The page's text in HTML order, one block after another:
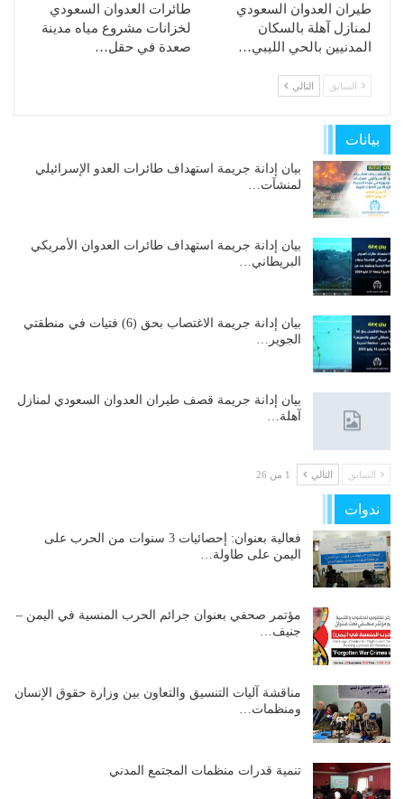
طيران العدوان السعودي
لمنازل آهلة بالسكان
المدنيين بالحي الليبي…
طائرات العدوان السعودي
لخزانات مشروع مياه مدينة
صعدة في حقل…
السابق التالي
بيانات
بيان إدانة جريمة استهداف طائرات العدو الإسرائيلي
لمنشآت…
بيان إدانة جريمة استهداف طائرات العدوان الأمريكي
البريطاني…
بيان إدانة جريمة الاغتصاب بحق (6) فتيات في منطقتي
الجوير…
بيان إدانة جريمة قصف طيران العدوان السعودي لمنازل
آهلة…
السابق التالي 1 من 26
ندوات
فعالية بعنوان: إحصائيات 3 سنوات من الحرب على
اليمن على طاولة…
مؤتمر صحفي بعنوان جرائم الحرب المنسية في اليمن –
جنيف…
مناقشة آليات التنسيق والتعاون بين وزارة حقوق الإنسان
ومنظمات…
تنمية قدرات منظمات المجتمع المدني